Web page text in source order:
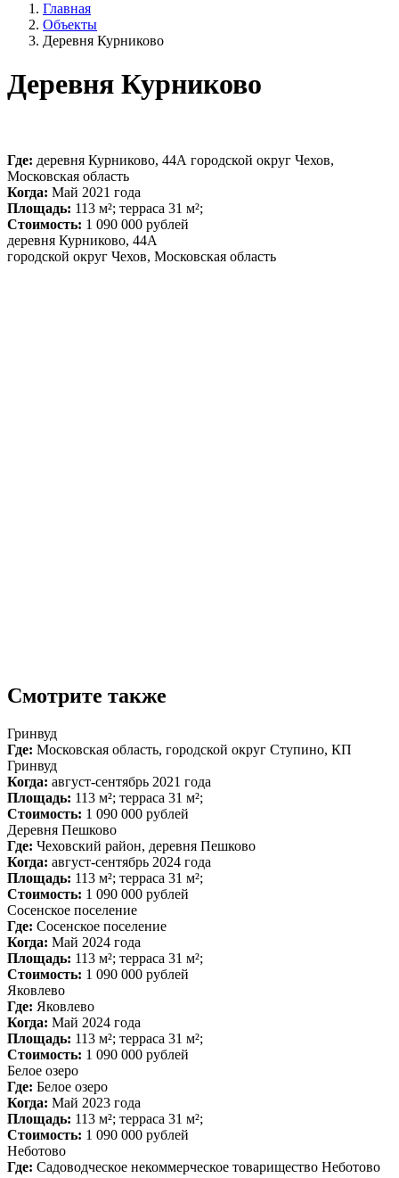
Главная
Объекты
Деревня Курниково
Деревня Курниково
Где: деревня Курниково, 44А городской округ Чехов,
Московская область
Когда: Май 2021 года
Площадь: 113 м²; терраса 31 м²;
Стоимость: 1 090 000 рублей
деревня Курниково, 44А
городской округ Чехов, Московская область
Смотрите также
Гринвуд
Где: Московская область, городской округ Ступино, КП
Гринвуд
Когда: август-сентябрь 2021 года
Площадь: 113 м²; терраса 31 м²;
Стоимость: 1 090 000 рублей
Деревня Пешково
Где: Чеховский район, деревня Пешково
Когда: август-сентябрь 2024 года
Площадь: 113 м²; терраса 31 м²;
Стоимость: 1 090 000 рублей
Сосенское поселение
Где: Сосенское поселение
Когда: Май 2024 года
Площадь: 113 м²; терраса 31 м²;
Стоимость: 1 090 000 рублей
Яковлево
Где: Яковлево
Когда: Май 2024 года
Площадь: 113 м²; терраса 31 м²;
Стоимость: 1 090 000 рублей
Белое озеро
Где: Белое озеро
Когда: Май 2023 года
Площадь: 113 м²; терраса 31 м²;
Стоимость: 1 090 000 рублей
Неботово
Где: Садоводческое некоммерческое товарищество Неботово